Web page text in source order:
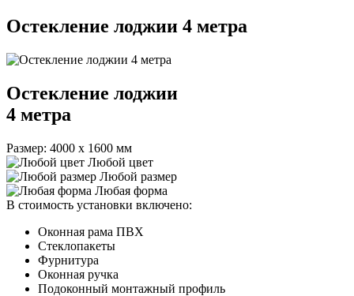
Остекление лоджии 4 метра
Остекление лоджии
4 метра
Размер: 4000 х 1600 мм
Любой цвет
Любой размер
Любая форма
В стоимость установки включено:
Оконная рама ПВХ
Стеклопакеты
Фурнитура
Оконная ручка
Подоконный монтажный профиль